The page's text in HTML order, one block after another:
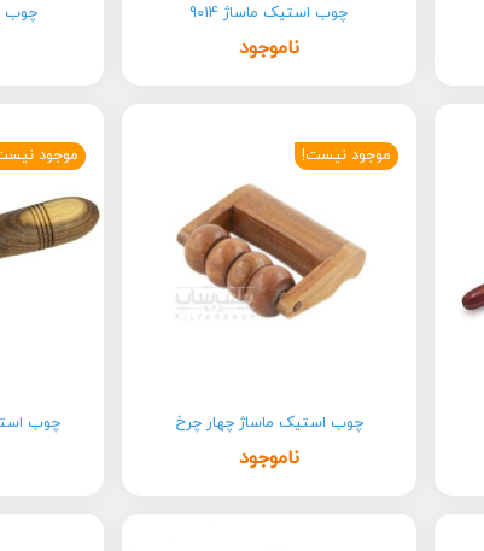
چوب استیک ماساژ 9014
ناموجود
چوب
موجود نیست!
چوب استیک ماساژ چهار چرخ
ناموجود
موجود
چوب